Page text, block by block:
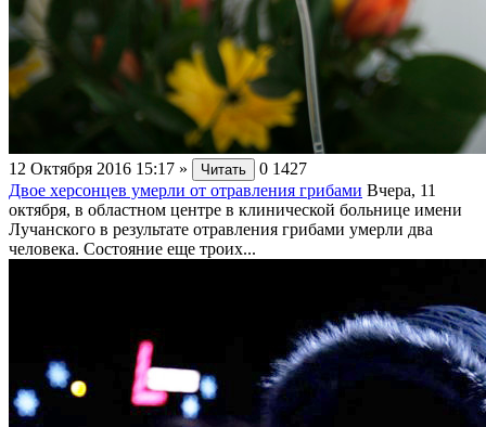
12 Октября 2016 15:17 » Читать 0 1427
Двое херсонцев умерли от отравления грибами Вчера, 11
октября, в областном центре в клинической больнице имени
Лучанского в результате отравления грибами умерли два
человека. Состояние еще троих...